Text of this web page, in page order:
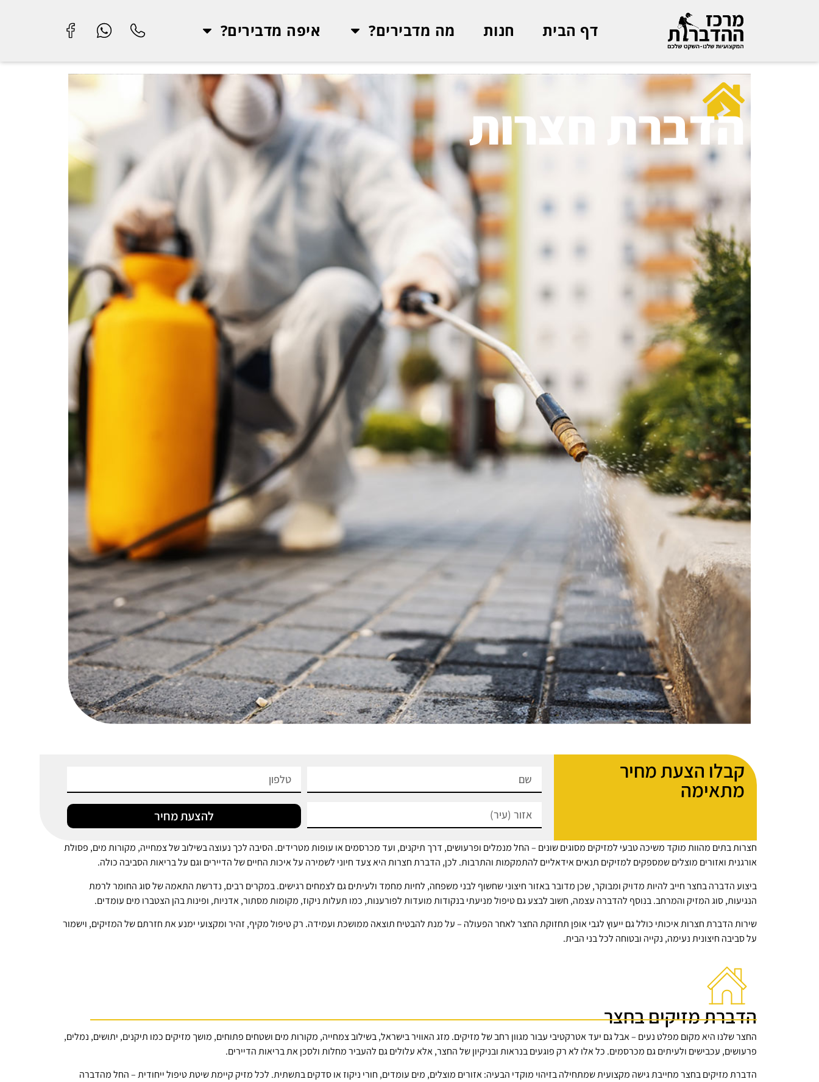
דף הבית חנות מה מדבירים? איפה מדבירים?
הדברת חצרות
קבלו הצעת מחיר
מתאימה
להצעת מחיר
חצרות בתים מהוות מוקד משיכה טבעי למזיקים מסוגים שונים – החל מנמלים ופרעושים, דרך תיקנים, ועד מכרסמים או עופות מטרידים. הסיבה לכך נעוצה בשילוב של צמחייה, מקורות מים, פסולת
אורגנית ואזורים מוצלים שמספקים למזיקים תנאים אידאליים להתמקמות והתרבות. לכן, הדברת חצרות היא צעד חיוני לשמירה על איכות החיים של הדיירים וגם על בריאות הסביבה כולה.
ביצוע הדברה בחצר חייב להיות מדויק ומבוקר, שכן מדובר באזור חיצוני שחשוף לבני משפחה, לחיות מחמד ולעיתים גם לצמחים רגישים. במקרים רבים, נדרשת התאמה של סוג החומר לרמת
הנגיעות, סוג המזיק והמרחב. בנוסף להדברה עצמה, חשוב לבצע גם טיפול מניעתי בנקודות מועדות לפורענות, כמו תעלות ניקוז, מקומות מסתור, אדניות, ופינות בהן הצטברו מים עומדים.
שירות הדברת חצרות איכותי כולל גם ייעוץ לגבי אופן תחזוקת החצר לאחר הפעולה – על מנת להבטיח תוצאה ממושכת ועמידה. רק טיפול מקיף, זהיר ומקצועי ימנע את חזרתם של המזיקים, וישמור
על סביבה חיצונית נעימה, נקייה ובטוחה לכל בני הבית.
הדברת מזיקים בחצר
החצר שלנו היא מקום מפלט נעים – אבל גם יעד אטרקטיבי עבור מגוון רחב של מזיקים. מזג האוויר בישראל, בשילוב צמחייה, מקורות מים ושטחים פתוחים, מושך מזיקים כמו תיקנים, יתושים, נמלים,
פרעושים, עכבישים ולעיתים גם מכרסמים. כל אלו לא רק פוגעים בנראות ובניקיון של החצר, אלא עלולים גם להעביר מחלות ולסכן את בריאות הדיירים.
הדברת מזיקים בחצר מחייבת גישה מקצועית שמתחילה בזיהוי מוקדי הבעיה: אזורים מוצלים, מים עומדים, חורי ניקוז או סדקים בתשתית. לכל מזיק קיימת שיטת טיפול ייחודית – החל מהדברה